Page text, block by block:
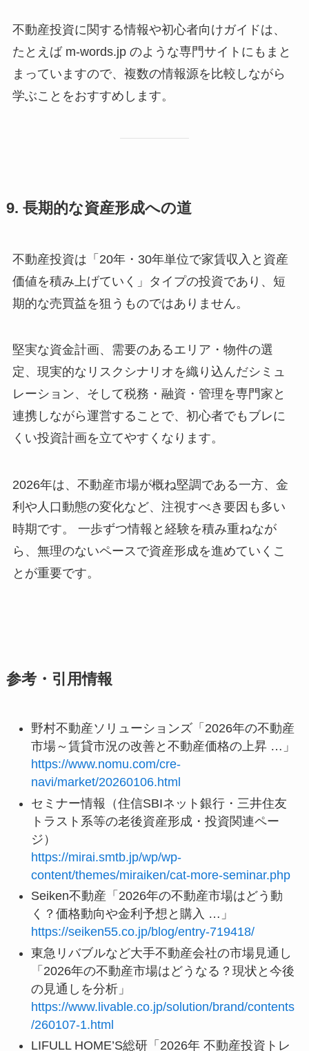
不動産投資に関する情報や初心者向けガイドは、
たとえば m-words.jp のような専門サイトにもまと
まっていますので、複数の情報源を比較しながら
学ぶことをおすすめします。
9. 長期的な資産形成への道
不動産投資は「20年・30年単位で家賃収入と資産
価値を積み上げていく」タイプの投資であり、短
期的な売買益を狙うものではありません。
堅実な資金計画、需要のあるエリア・物件の選
定、現実的なリスクシナリオを織り込んだシミュ
レーション、そして税務・融資・管理を専門家と
連携しながら運営することで、初心者でもブレに
くい投資計画を立てやすくなります。
2026年は、不動産市場が概ね堅調である一方、金
利や人口動態の変化など、注視すべき要因も多い
時期です。 一歩ずつ情報と経験を積み重ねなが
ら、無理のないペースで資産形成を進めていくこ
とが重要です。
参考・引用情報
野村不動産ソリューションズ「2026年の不動産
市場～賃貸市況の改善と不動産価格の上昇 …」
https://www.nomu.com/cre-
navi/market/20260106.html
セミナー情報（住信SBIネット銀行・三井住友
トラスト系等の老後資産形成・投資関連ペー
ジ）
https://mirai.smtb.jp/wp/wp-
content/themes/miraiken/cat-more-seminar.php